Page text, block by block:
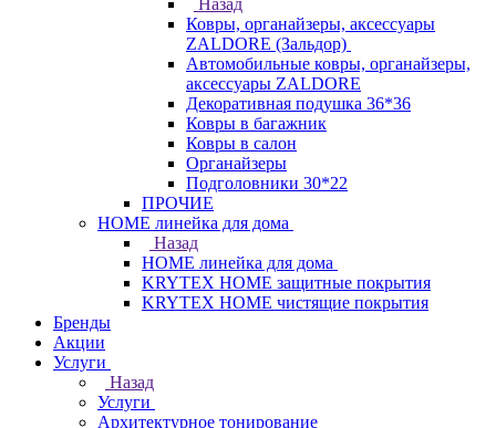
Назад
Ковры, органайзеры, аксессуары
ZALDORE (Зальдор)
Автомобильные ковры, органайзеры,
аксессуары ZALDORE
Декоративная подушка 36*36
Ковры в багажник
Ковры в салон
Органайзеры
Подголовники 30*22
ПРОЧИЕ
HOME линейка для дома
Назад
HOME линейка для дома
KRYTEX HOME защитные покрытия
KRYTEX HOME чистящие покрытия
Бренды
Акции
Услуги
Назад
Услуги
Архитектурное тонирование